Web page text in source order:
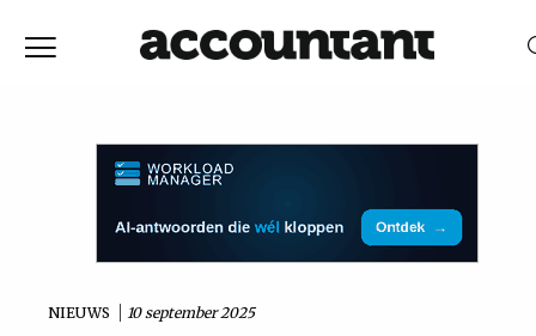
Vaktechniek
NIEUWS 10 september 2025